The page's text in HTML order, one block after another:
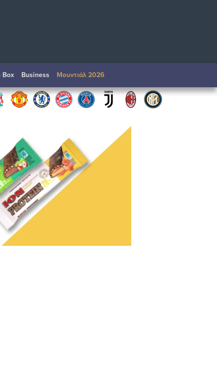
Box Βusiness Μουντιάλ 2026